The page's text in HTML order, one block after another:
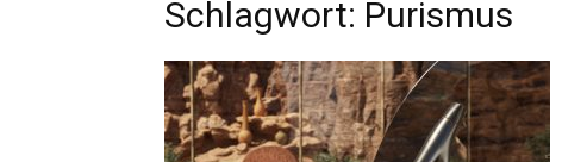
Schlagwort: Purismus